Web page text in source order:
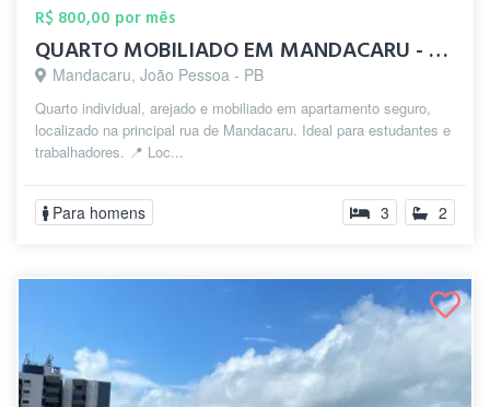
R$ 800,00 por mês
QUARTO MOBILIADO EM MANDACARU - RUA PRIN...
Mandacaru, João Pessoa - PB
Quarto individual, arejado e mobiliado em apartamento seguro,
localizado na principal rua de Mandacaru. Ideal para estudantes e
trabalhadores. 📍 Loc...
Para homens 3 2